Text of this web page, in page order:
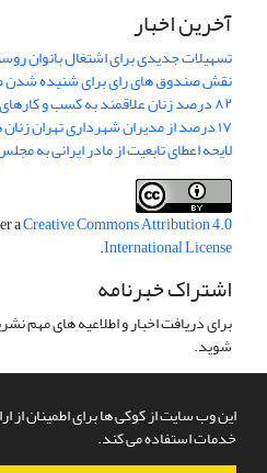
این وب سایت از کوکی ها برای اطمینان از
خدمات استفاده می کند.
آخرین اخبار
تسهیلات جدیدی برای اشتغال بانوان
نقش صندوق های رای برای شنیده شدن
۸۲ درصد زنان علاقمند به کسب و کارهای خانگی
۱۷ درصد از مدیران شهرداری تهران زنان هستند
لایحه اعطای تابعیت از مادر ایرانی به
aCreative Commons Attribution 4.0
International License
.
اشتراک خبرنامه
برای دریافت اخبار و اطلاعیه های مهم
شوید.